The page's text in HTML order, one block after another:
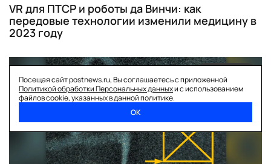
VR для ПТСР и роботы да Винчи: как
передовые технологии изменили медицину в
2023 году
Посещая сайт postnews.ru, Вы соглашаетесь с приложенной
Политикой обработки Персональных данныхи с использованием
файлов cookie, указанных в данной политике.
ОК